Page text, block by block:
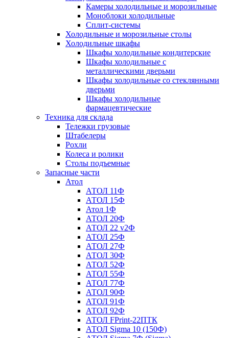
Камеры холодильные и морозильные
Моноблоки холодильные
Сплит-системы
Холодильные и морозильные столы
Холодильные шкафы
Шкафы холодильные кондитерские
Шкафы холодильные с
металлическими дверьми
Шкафы холодильные со стеклянными
дверьми
Шкафы холодильные
фармацевтические
Техника для склада
Тележки грузовые
Штабелеры
Рохли
Колеса и ролики
Столы подъемные
Запасные части
Атол
АТОЛ 11Ф
АТОЛ 15Ф
Атол 1Ф
АТОЛ 20Ф
АТОЛ 22 v2Ф
АТОЛ 25Ф
АТОЛ 27Ф
АТОЛ 30Ф
АТОЛ 52Ф
АТОЛ 55Ф
АТОЛ 77Ф
АТОЛ 90Ф
АТОЛ 91Ф
АТОЛ 92Ф
АТОЛ FPrint-22ПТК
АТОЛ Sigma 10 (150Ф)